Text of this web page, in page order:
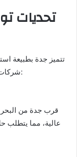
تحديات
تتميز جدة بطبيعة
شركات بناء فنادق مجموعة من التحديات، من أبرزها:
قرب جدة من البحر
عالية، مما يتطلب